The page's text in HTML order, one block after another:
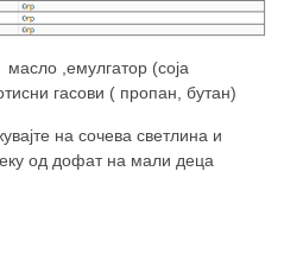
масло ,емулгатор (соја
гасови ( пропан, бутан)
на сочева светлина и
од дофат на мали деца